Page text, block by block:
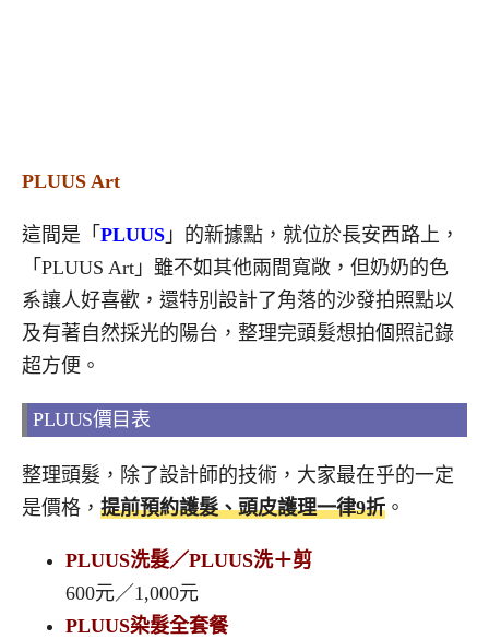
PLUUS Art
這間是「 PLUUS 」的新據點，就位於長安西路上，
「PLUUS Art」雖不如其他兩間寬敞，但奶奶的色
系讓人好喜歡，還特別設計了角落的沙發拍照點以
及有著自然採光的陽台，整理完頭髮想拍個照記錄
超方便。
PLUUS價目表
整理頭髮，除了設計師的技術，大家最在乎的一定
是價格， 提前預約護髮、頭皮護理一律9折 。
PLUUS洗髮／PLUUS洗＋剪
600元／1,000元
PLUUS染髮全套餐